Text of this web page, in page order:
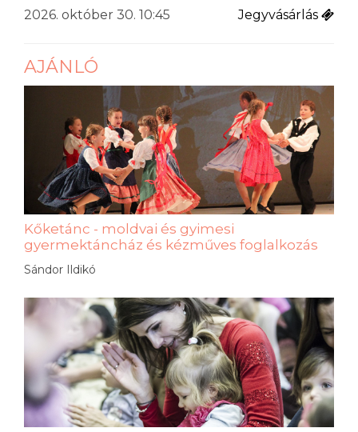
2026. október 30. 10:45 Jegyvásárlás
AJÁNLÓ
Kőketánc - moldvai és gyimesi
gyermektáncház és kézműves foglalkozás
Sándor Ildikó